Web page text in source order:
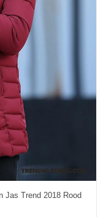
Jas Trend 2018 Rood